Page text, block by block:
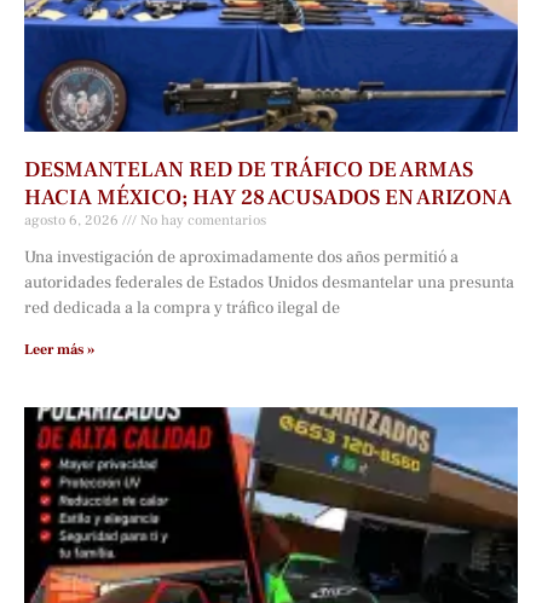
DESMANTELAN RED DE TRÁFICO DE ARMAS
HACIA MÉXICO; HAY 28 ACUSADOS EN ARIZONA
agosto 6, 2026 No hay comentarios
Una investigación de aproximadamente dos años permitió a
autoridades federales de Estados Unidos desmantelar una presunta
red dedicada a la compra y tráfico ilegal de
Leer más »